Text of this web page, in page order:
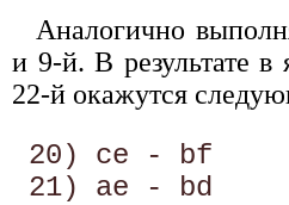
Аналогично
и 9-й. В результате в
22-й окажутся
20) се - bf
21) ae - bd